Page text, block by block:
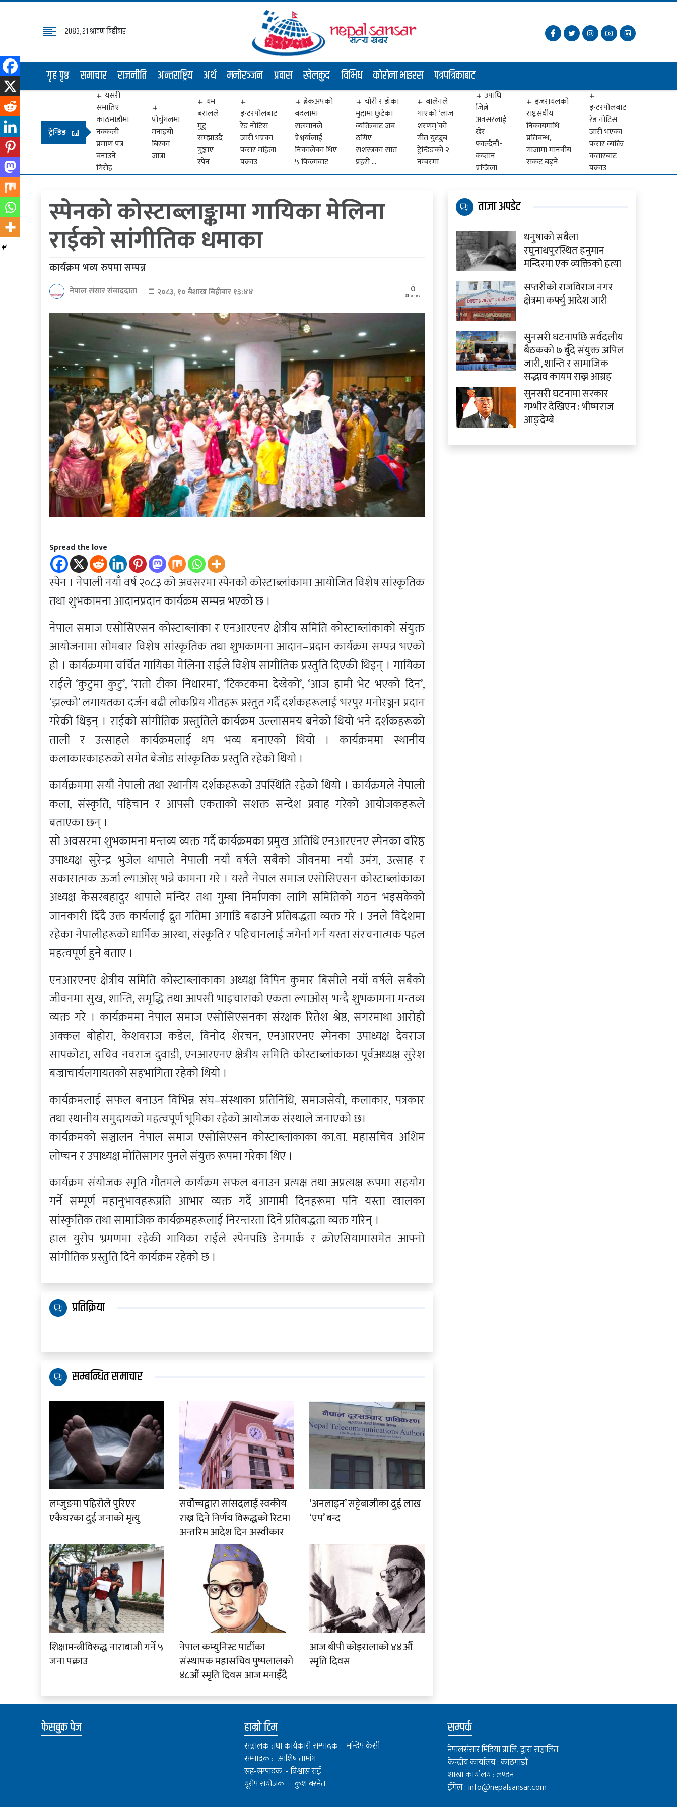
२०८३, २१ श्रावण बिहीबार
गृह पृष्ठ समाचार राजनीति अन्तराष्ट्रिय अर्थ मनोरञ्जन प्रवास खेलकुद विभिध कोरोना भाइरस पत्रपत्रिकाबाट
पृष्ठ
समाचार
राजनीति
अन्तराष्ट्रिय
अर्थ
मनोरञ्जन
ट्रेन्डिङ
यसरी
समातिए
काठमाडौंमा
नक्कली
प्रमाण पत्र
बनाउने
गिरोह
पोर्चुगलमा
मनाइयो
बिस्का
जात्रा
यम
बरालले
मुटु
सम्झाउदै
गुञ्जाए
स्पेन
इन्टरपोलबाट
रेड नोटिस
जारी भएका
फरार महिला
पक्राउ
ब्रेकअपकाे
बदलामा
सलमानले
ऐश्वर्यालाई
निकालेका थिए
५ फिल्मवाट
चोरी र डाँका
मुद्दामा छुटेका
व्यक्तिबाट जब
ठगिए
सशस्त्रका सात
प्रहरी …
बालेनले
गाएकाे ‘लाज
शरणम्’को
गीत युट्युब
ट्रेन्डिङको २
नम्बरमा
उपाधि
जित्ने
अवसरलाई
खेर
फाल्दैनौं-
कप्तान
एन्जिला
इजरायलको
राष्ट्रसंघीय
निकायमाथि
प्रतिबन्ध,
गाजामा मानवीय
संकट बढ्ने
इन्टरपोलबाट
रेड नोटिस
जारी भएका
फरार व्यक्ति
कतारबाट
पक्राउ
स्पेनको कोस्टाब्लाङ्कामा गायिका मेलिना
राईको सांगीतिक धमाका
कार्यक्रम भव्य रुपमा सम्पन्न
नेपाल संसार संवाददाता २०८३, १० बैशाख बिहीबार १३:४४ 0
Shares
Spread the love
स्पेन । नेपाली नयाँ वर्ष २०८३ को अवसरमा स्पेनको कोस्टाब्लांकामा आयोजित विशेष सांस्कृतिक
तथा शुभकामना आदानप्रदान कार्यक्रम सम्पन्न भएको छ ।
नेपाल समाज एसोसिएसन कोस्टाब्लांका र एनआरएनए क्षेत्रीय समिति कोस्टाब्लांकाको संयुक्त
आयोजनामा सोमबार विशेष सांस्कृतिक तथा शुभकामना आदान–प्रदान कार्यक्रम सम्पन्न भएको
हो । कार्यक्रममा चर्चित गायिका मेलिना राईले विशेष सांगीतिक प्रस्तुति दिएकी थिइन् । गायिका
राईले ‘कुटुमा कुटु’, ‘रातो टीका निधारमा’, ‘टिकटकमा देखेको’, ‘आज हामी भेट भएको दिन’,
‘झल्को’ लगायतका दर्जन बढी लोकप्रिय गीतहरू प्रस्तुत गर्दै दर्शकहरूलाई भरपुर मनोरञ्जन प्रदान
गरेकी थिइन् । राईको सांगीतिक प्रस्तुतिले कार्यक्रम उल्लासमय बनेको थियो भने दर्शकहरूको
ताली र उत्साहले कार्यक्रमलाई थप भव्य बनाएको थियो । कार्यक्रममा स्थानीय
कलाकारकाहरुको समेत बेजोड सांस्कृतिक प्रस्तुति रहेको थियो ।
कार्यक्रममा सयौं नेपाली तथा स्थानीय दर्शकहरूको उपस्थिति रहेको थियो । कार्यक्रमले नेपाली
कला, संस्कृति, पहिचान र आपसी एकताको सशक्त सन्देश प्रवाह गरेको आयोजकहरूले
बताएका छन् ।
सो अवसरमा शुभकामना मन्तव्य व्यक्त गर्दै कार्यक्रमका प्रमुख अतिथि एनआरएनए स्पेनका वरिष्ठ
उपाध्यक्ष सुरेन्द्र भुजेल थापाले नेपाली नयाँ वर्षले सबैको जीवनमा नयाँ उमंग, उत्साह र
सकारात्मक ऊर्जा ल्याओस् भन्ने कामना गरे । यस्तै नेपाल समाज एसोसिएसन कोस्टाब्लांकाका
अध्यक्ष केसरबहादुर थापाले मन्दिर तथा गुम्बा निर्माणका लागि समितिको गठन भइसकेको
जानकारी दिँदै उक्त कार्यलाई द्रुत गतिमा अगाडि बढाउने प्रतिबद्धता व्यक्त गरे । उनले विदेशमा
रहेका नेपालीहरूको धार्मिक आस्था, संस्कृति र पहिचानलाई जगेर्ना गर्न यस्ता संरचनात्मक पहल
महत्वपूर्ण हुने बताए ।
एनआरएनए क्षेत्रीय समिति कोस्टाब्लांकाका अध्यक्ष विपिन कुमार बिसीले नयाँ वर्षले सबैको
जीवनमा सुख, शान्ति, समृद्धि तथा आपसी भाइचाराको एकता ल्याओस् भन्दै शुभकामना मन्तव्य
व्यक्त गरे । कार्यक्रममा नेपाल समाज एसोसिएसनका संरक्षक रितेश श्रेष्ठ, सगरमाथा आरोही
अक्कल बोहोरा, केशवराज कडेल, विनोद शेरचन, एनआरएनए स्पेनका उपाध्यक्ष देवराज
सापकोटा, सचिव नवराज दुवाडी, एनआरएनए क्षेत्रीय समिति कोस्टाब्लांकाका पूर्वअध्यक्ष सुरेश
बज्राचार्यलगायतको सहभागिता रहेको थियो ।
कार्यक्रमलाई सफल बनाउन विभिन्न संघ–संस्थाका प्रतिनिधि, समाजसेवी, कलाकार, पत्रकार
तथा स्थानीय समुदायको महत्वपूर्ण भूमिका रहेको आयोजक संस्थाले जनाएको छ।
कार्यक्रमको सञ्चालन नेपाल समाज एसोसिएसन कोस्टाब्लांकाका का.वा. महासचिव अशिम
लोप्चन र उपाध्यक्ष मोतिसागर पुनले संयुक्त रूपमा गरेका थिए ।
कार्यक्रम संयोजक स्मृति गौतमले कार्यक्रम सफल बनाउन प्रत्यक्ष तथा अप्रत्यक्ष रूपमा सहयोग
गर्ने सम्पूर्ण महानुभावहरूप्रति आभार व्यक्त गर्दै आगामी दिनहरूमा पनि यस्ता खालका
सांस्कृतिक तथा सामाजिक कार्यक्रमहरूलाई निरन्तरता दिने प्रतिबद्धता व्यक्त गरिन् ।
हाल युरोप भ्रमणमा रहेकी गायिका राईले स्पेनपछि डेनमार्क र क्रोएसियामासमेत आफ्नो
सांगीतिक प्रस्तुति दिने कार्यक्रम रहेको छ ।
प्रतिक्रिया
सम्बन्धित समाचार
लम्जुङमा पहिरोले पुरिएर
एकैघरका दुई जनाको मृत्यु
सर्वोच्चद्वारा सांसदलाई स्वकीय
राख्न दिने निर्णय विरूद्धको रिटमा
अन्तरिम आदेश दिन अस्वीकार
‘अनलाइन’ सट्टेबाजीका दुई लाख
‘एप’ बन्द
शिक्षामन्त्रीविरुद्ध नाराबाजी गर्ने ५
जना पक्राउ
नेपाल कम्युनिस्ट पार्टीका
संस्थापक महासचिव पुष्पलालको
४८औं स्मृति दिवस आज मनाइँदै
आज बीपी कोइरालाको ४४औँ
स्मृति दिवस
ताजा अपडेट
धनुषाको सबैला
रघुनाथपुरस्थित हनुमान
मन्दिरमा एक व्यक्तिको हत्या
सप्तरीको राजविराज नगर
क्षेत्रमा कर्फ्यु आदेश जारी
सुनसरी घटनापछि सर्वदलीय
बैठकको ७ बुँदे संयुक्त अपिल
जारी, शान्ति र सामाजिक
सद्भाव कायम राख्न आग्रह
सुनसरी घटनामा सरकार
गम्भीर देखिएन : भीष्मराज
आङ्देम्बे
फेसबुक पेज हाम्रो टिम
सञ्चालक तथा कार्यकारी सम्पादक :- मन्दिप केसी
सम्पादक :- आशिष तामांग
सह-सम्पादक :- विश्वास राई
यूरोप संयोजक :- कुश बस्नेत
सम्पर्क
नेपालसंसार मिडिया प्रा.लि. द्वारा सञ्चालित
केन्द्रीय कार्यालय : काठमाडौँ
शाखा कार्यालय : लण्डन
ईमेल : info@nepalsansar.com